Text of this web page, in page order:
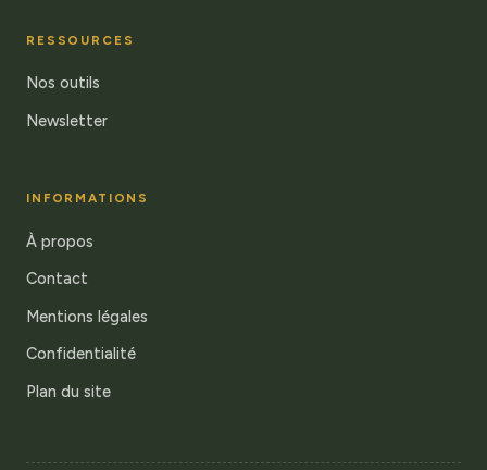
RESSOURCES
Nos outils
Newsletter
INFORMATIONS
À propos
Contact
Mentions légales
Confidentialité
Plan du site